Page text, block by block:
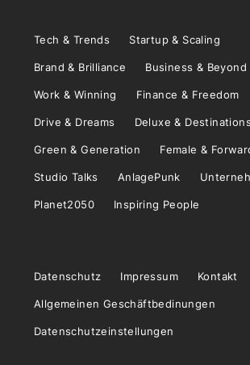
Tech & Trends Startup & Scaling
Brand & Brilliance Business & Beyond
Work & Winning Finance & Freedom
Drive & Dreams Deluxe & Destinations
Green & Generation Female &
Studio Talks AnlagePunk
Planet2050 Inspiring People
Datenschutz Impressum Kontakt
Allgemeinen Geschäftbedinungen
Datenschutzeinstellungen